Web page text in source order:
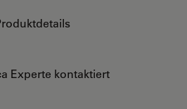
Experte kontaktiert